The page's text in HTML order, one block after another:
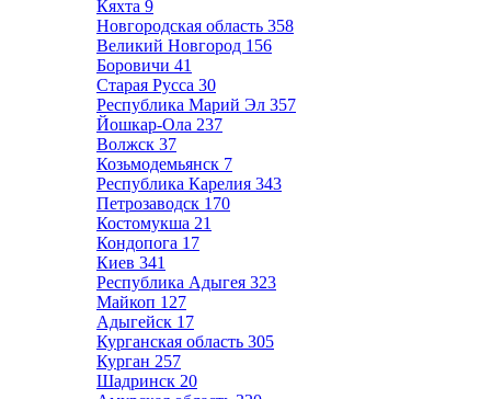
Кяхта 9
Новгородская область 358
Великий Новгород 156
Боровичи 41
Старая Русса 30
Республика Марий Эл 357
Йошкар-Ола 237
Волжск 37
Козьмодемьянск 7
Республика Карелия 343
Петрозаводск 170
Костомукша 21
Кондопога 17
Киев 341
Республика Адыгея 323
Майкоп 127
Адыгейск 17
Курганская область 305
Курган 257
Шадринск 20